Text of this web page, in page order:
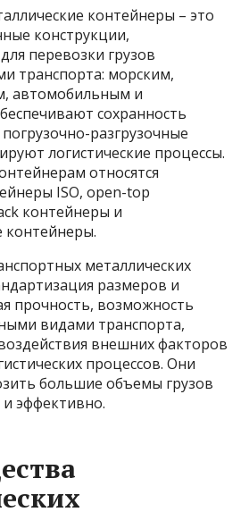
контейнеры – это
конструкции,
перевозки грузов
транспорта: морским,
автомобильным и
сохранность
разгрузочные
логистические процессы.
относятся
ISO, open-top
контейнеры и
металлических
размеров и
прочность, возможность
видами транспорта,
внешних факторов
процессов. Они
большие объемы грузов
эффективно.